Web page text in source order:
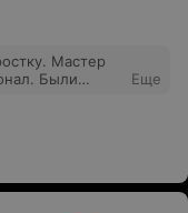
Мастер
Были
большое.
Еще